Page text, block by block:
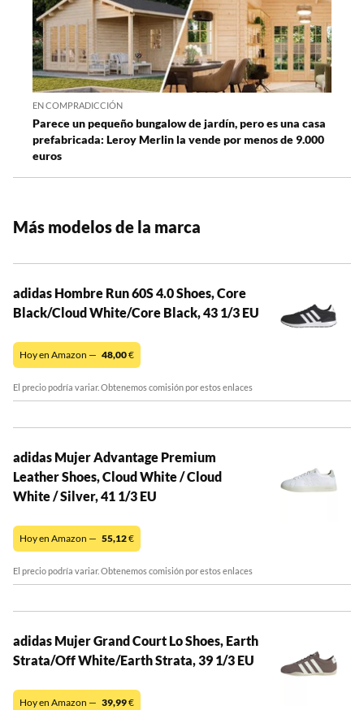
EN COMPRADICCIÓN
Parece un pequeño bungalow de jardín, pero es una casa
prefabricada: Leroy Merlin la vende por menos de 9.000
euros
Más modelos de la marca
adidas Hombre Run 60S 4.0 Shoes, Core
Black/Cloud White/Core Black, 43 1/3 EU
Hoy en Amazon — 48,00€
El precio podría variar. Obtenemos comisión por estos enlaces
adidas Mujer Advantage Premium
Leather Shoes, Cloud White / Cloud
White / Silver, 41 1/3 EU
Hoy en Amazon — 55,12€
El precio podría variar. Obtenemos comisión por estos enlaces
adidas Mujer Grand Court Lo Shoes, Earth
Strata/Off White/Earth Strata, 39 1/3 EU
Hoy en Amazon — 39,99€